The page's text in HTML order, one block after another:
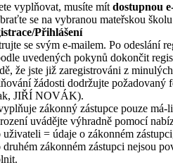
vyplňovat, musíte mít dostupnou
se na vybranou mateřskou
Přihlášení
se svým e-mailem. Po odeslání
uvedených pokynů dokončit
že jste již zaregistrováni z
žádosti dodržujte požadovaný
JIŘÍ NOVÁK).
zákonný zástupce pouze má-
uvádějte výhradně pomocí
= údaje o zákonném
zákonném zástupci nejsou